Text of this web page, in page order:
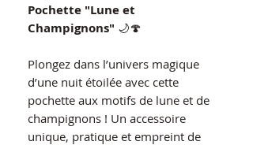
Pochette "Lune et
Champignons" 🌙🍄
Plongez dans l’univers magique
d’une nuit étoilée avec cette
pochette aux motifs de lune et de
champignons ! Un accessoire
unique, pratique et empreint de